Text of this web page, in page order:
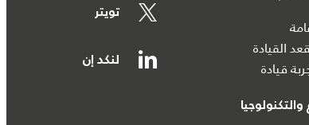
القيادة
قيادة
والتكنولوجيا
تويتر
لنكد إن